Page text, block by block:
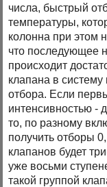
числа, быстрый
температуры,
колонна при этом
что последующее
происходит
клапана в систему
отбора. Если
интенсивностью -
то, по разному
получить отборы
клапанов будет
уже восьми
такой группой